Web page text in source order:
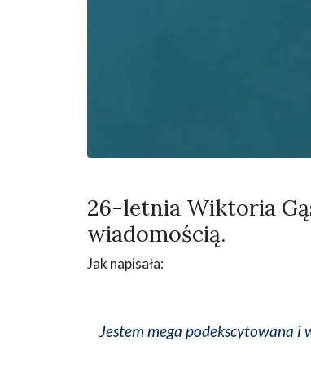
26-letnia Wiktoria
wiadomością.
Jak napisała:
Jestem mega podekscytowana i